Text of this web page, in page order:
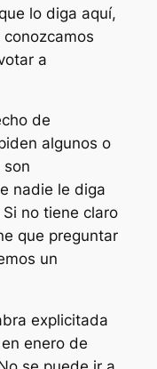
lo diga aquí,
a
de
algunos o
son
nadie le diga
no tiene claro
que preguntar
un
explicitada
enero de